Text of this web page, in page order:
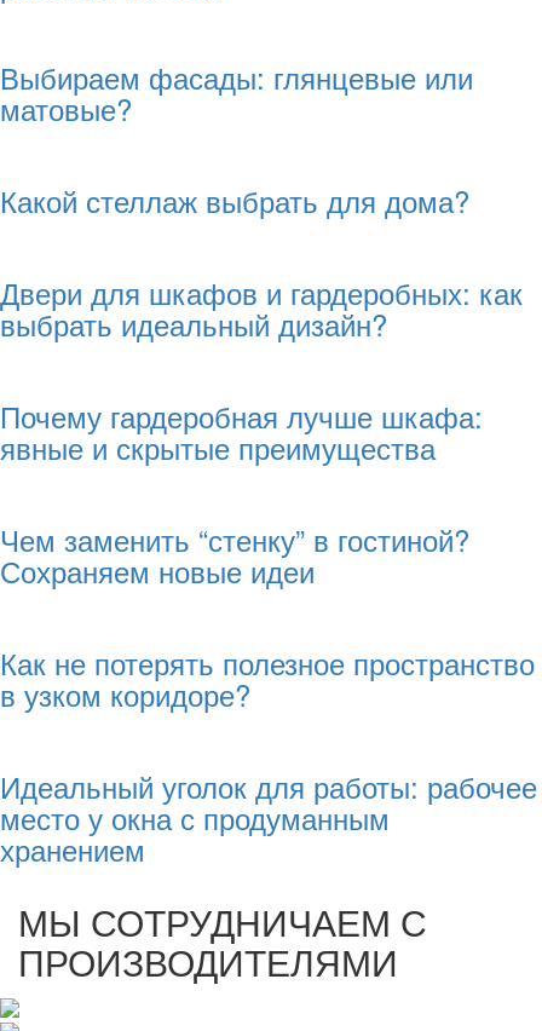
Выбираем фасады: глянцевые или
матовые?
Какой стеллаж выбрать для дома?
Двери для шкафов и гардеробных: как
выбрать идеальный дизайн?
Почему гардеробная лучше шкафа:
явные и скрытые преимущества
Чем заменить “стенку” в гостиной?
Сохраняем новые идеи
Как не потерять полезное пространство
в узком коридоре?
Идеальный уголок для работы: рабочее
место у окна с продуманным
хранением
МЫ СОТРУДНИЧАЕМ С
ПРОИЗВОДИТЕЛЯМИ